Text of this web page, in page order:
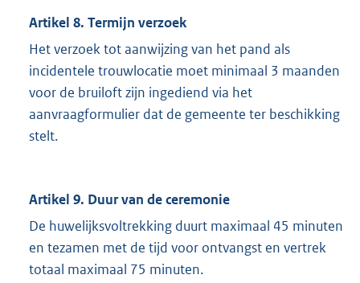
Artikel 8. Termijn verzoek
Het verzoek tot aanwijzing van het pand als
incidentele trouwlocatie moet minimaal 3 maanden
voor de bruiloft zijn ingediend via het
aanvraagformulier dat de gemeente ter beschikking
stelt.
Artikel 9. Duur van de ceremonie
De huwelijksvoltrekking duurt maximaal 45 minuten
en tezamen met de tijd voor ontvangst en vertrek
totaal maximaal 75 minuten.